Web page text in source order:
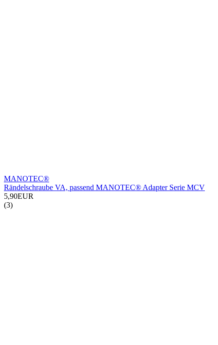
MANOTEC®
Rändelschraube VA, passend MANOTEC® Adapter Serie MCV
5,90EUR
(3)